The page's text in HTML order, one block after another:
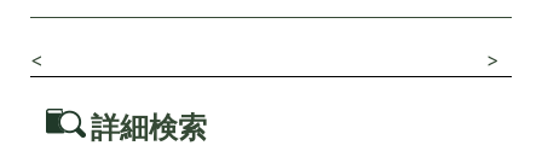
< >
詳細検索